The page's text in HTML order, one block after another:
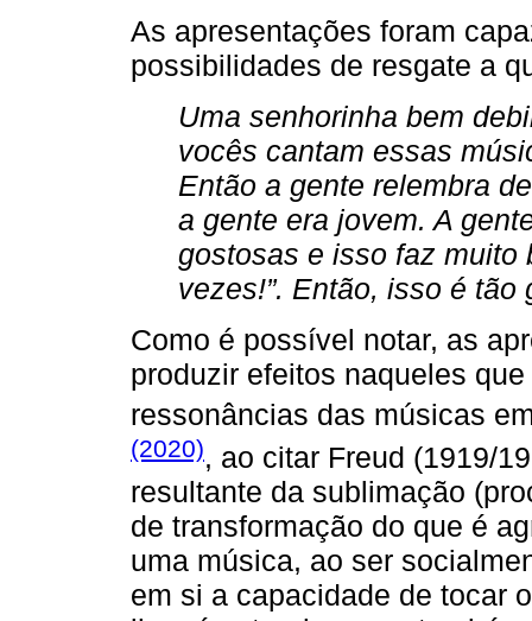
As apresentações foram
possibilidades de resgate a
Uma senhorinha bem
vocês cantam essas
Então a gente relembra
a gente era jovem. A
gostosas e isso faz muito
vezes!”. Então, isso é tão
Como é possível notar, as
produzir efeitos naqueles
ressonâncias das músicas
(2020), ao citar Freud (1919/
resultante da sublimação
de transformação do que é
uma música, ao ser
em si a capacidade de tocar